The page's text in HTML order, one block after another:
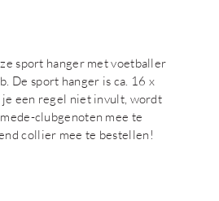
sport hanger met voetballer
De sport hanger is ca. 16 x
je een regel niet invult, wordt
clubgenoten mee te
collier mee te bestellen!